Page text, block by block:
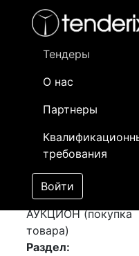
Тендеры
О нас
Партнеры
требования
Войти
- активный лот
- сохраненный лот (не
Закупка:
Компрессор
[Завершен]
Победитель выбран
Лот №:4208
АУКЦИОН (покупка
товара)
Раздел: